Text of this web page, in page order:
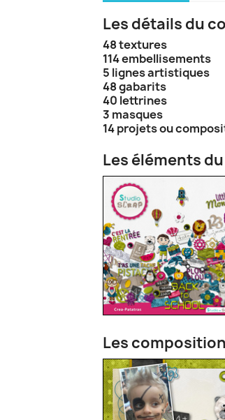
Les détails du
48 textures
114 embellisements
5 lignes artistiques
48 gabarits
40 lettrines
3 masques
14 projets ou
Les éléments
Les